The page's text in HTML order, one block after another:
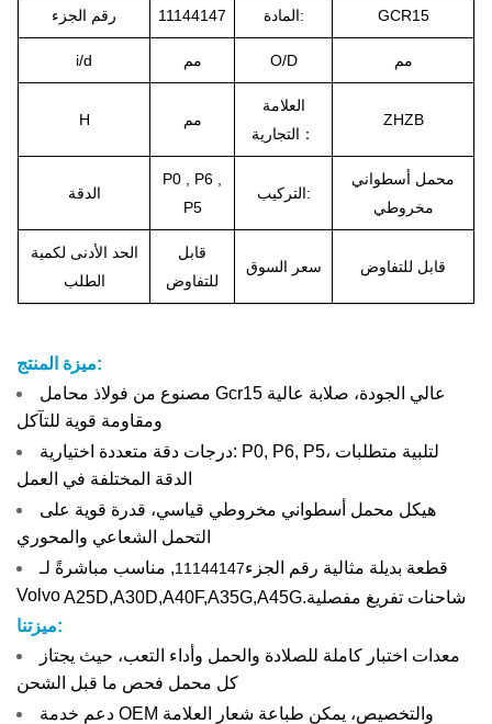
رقم الجزء 11144147 المادة: GCR15
i/d مم O/D مم
H مم
العلامة
التجارية：
ZHZB
الدقة
P0 , P6 ,
P5
التركيب:
محمل أسطواني
مخروطي
الحد الأدنى لكمية
الطلب
قابل
للتفاوض
سعر السوق قابل للتفاوض
ميزة المنتج:
مصنوع من فولاذ محامل Gcr15 عالي الجودة، صلابة عالية
ومقاومة قوية للتآكل
درجات دقة متعددة اختيارية: P0, P6, P5، لتلبية متطلبات
الدقة المختلفة في العمل
هيكل محمل أسطواني مخروطي قياسي، قدرة قوية على
التحمل الشعاعي والمحوري
قطعة بديلة مثالية رقم الجزء11144147, مناسب مباشرةً لـ
VolvoA25D,A30D,A40F,A35G,A45G.شاحنات تفريغ مفصلية
ميزتنا:
معدات اختبار كاملة للصلادة والحمل وأداء التعب، حيث يجتاز
كل محمل فحص ما قبل الشحن
دعم خدمة OEM والتخصيص، يمكن طباعة شعار العلامة